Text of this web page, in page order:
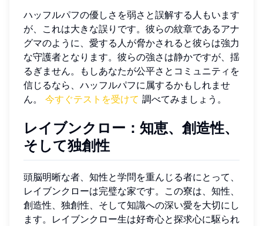
ハッフルパフの優しさを弱さと誤解する人もいます
が、これは大きな誤りです。彼らの紋章であるアナ
グマのように、愛する人が脅かされると彼らは強力
な守護者となります。彼らの強さは静かですが、揺
るぎません。もしあなたが公平さとコミュニティを
信じるなら、ハッフルパフに属するかもしれませ
ん。 今すぐテストを受けて 調べてみましょう。
レイブンクロー：知恵、創造性、
そして独創性
頭脳明晰な者、知性と学問を重んじる者にとって、
レイブンクローは完璧な家です。この寮は、知性、
創造性、独創性、そして知識への深い愛を大切にし
ます。レイブンクロー生は好奇心と探求心に駆られ